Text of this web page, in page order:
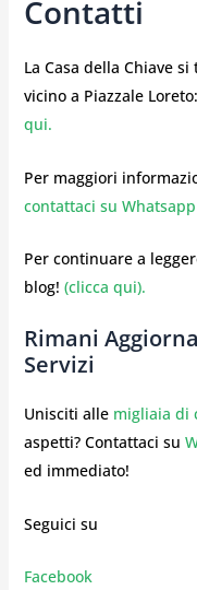
Contatti
La Casa della Chiave
vicino a Piazzale
qui.
Per maggiori
contattaci su Whatsapp
Per continuare a
blog! (clicca qui).
Rimani
Servizi
Unisciti alle migliaia di
aspetti? Contattaci su
ed immediato!
Seguici su
Facebook